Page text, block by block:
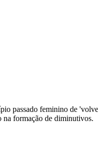
passado feminino de
na formação de diminutivos.